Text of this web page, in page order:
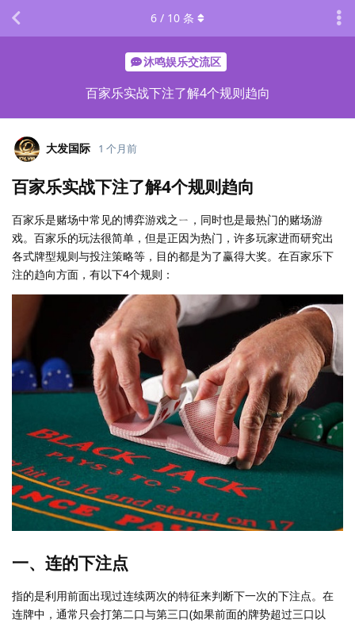
沐鸣娱乐交流区
百家乐实战下注了解4个规则趋向
6 / 10 条
大发国际 1 个月前
百家乐实战下注了解4个规则趋向
百家乐是赌场中常见的博弈游戏之ㄧ，同时也是最热门的赌场游
戏。百家乐的玩法很简单，但是正因为热门，许多玩家进而研究出
各式牌型规则与投注策略等，目的都是为了赢得大奖。在百家乐下
注的趋向方面，有以下4个规则：
一、连的下注点
指的是利用前面出现过连续两次的特征来判断下一次的下注点。在
连牌中，通常只会打第二口与第三口(如果前面的牌势超过三口以